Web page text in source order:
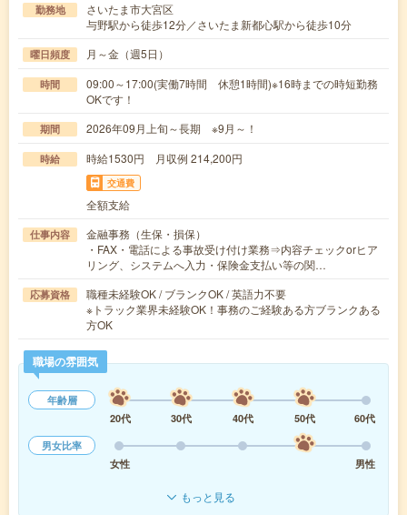
勤務地
さいたま市大宮区
与野駅から徒歩12分／さいたま新都心駅から徒歩10分
曜日頻度 月～金（週5日）
時間
09:00～17:00(実働7時間 休憩1時間)※16時までの時短勤務
OKです！
期間 2026年09月上旬～長期 ※9月～！
時給 時給1530円 月収例 214,200円
交通費
全額支給
仕事内容
金融事務（生保・損保）
・FAX・電話による事故受け付け業務⇒内容チェックorヒア
リング、システムへ入力・保険金支払い等の関…
応募資格
職種未経験OK / ブランクOK / 英語力不要
※トラック業界未経験OK！事務のご経験ある方ブランクある
方OK
職場の雰囲気
年齢層
20代
30代 40代 50代
60代
男女比率
女性
男性
もっと見る